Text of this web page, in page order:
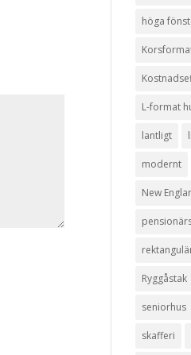
höga
L-format
lantligt
modernt
New
Ryggåstak
seniorhus
skafferi